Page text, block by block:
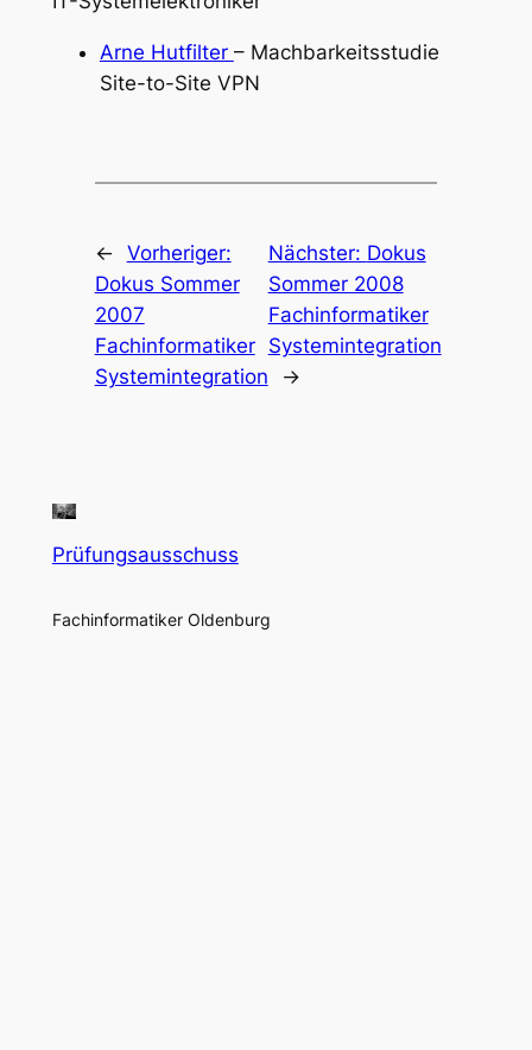
Arne Hutfilter – Machbarkeitsstudie
Site-to-Site VPN
← Vorheriger:
Dokus Sommer
2007
Fachinformatiker
Systemintegration
Nächster: Dokus
Sommer 2008
Fachinformatiker
Systemintegration
→
Prüfungsausschuss
Fachinformatiker Oldenburg